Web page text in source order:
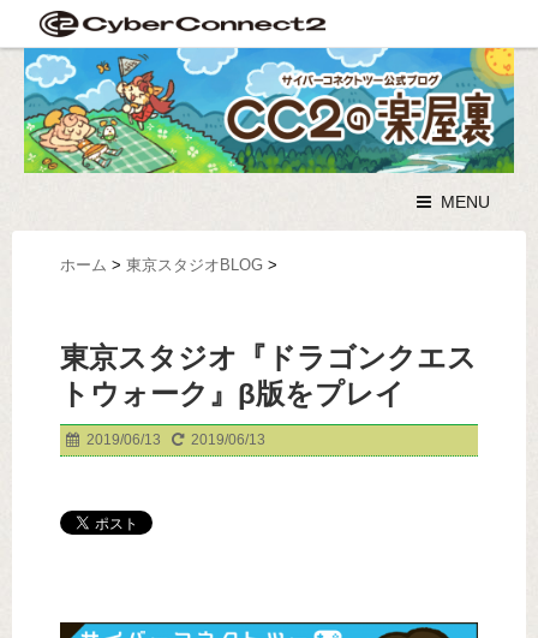
MENU
ホーム > 東京スタジオBLOG >
東京スタジオ『ドラゴンクエス
トウォーク』β版をプレイ
2019/06/13 2019/06/13